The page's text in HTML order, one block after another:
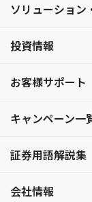
ソリューション
投資情報
お客様サポート
キャンペーン一
証券用語解説集
会社情報